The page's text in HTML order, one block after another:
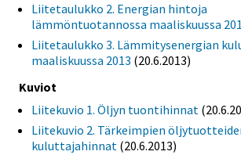
Liitetaulukko 2. Energian hintoja
lämmöntuotannossa maaliskuussa
Liitetaulukko 3. Lämmitysenergian
maaliskuussa 2013 (20.6.2013)
Kuviot
Liitekuvio 1. Öljyn tuontihinnat
Liitekuvio 2. Tärkeimpien
kuluttajahinnat (20.6.2013)